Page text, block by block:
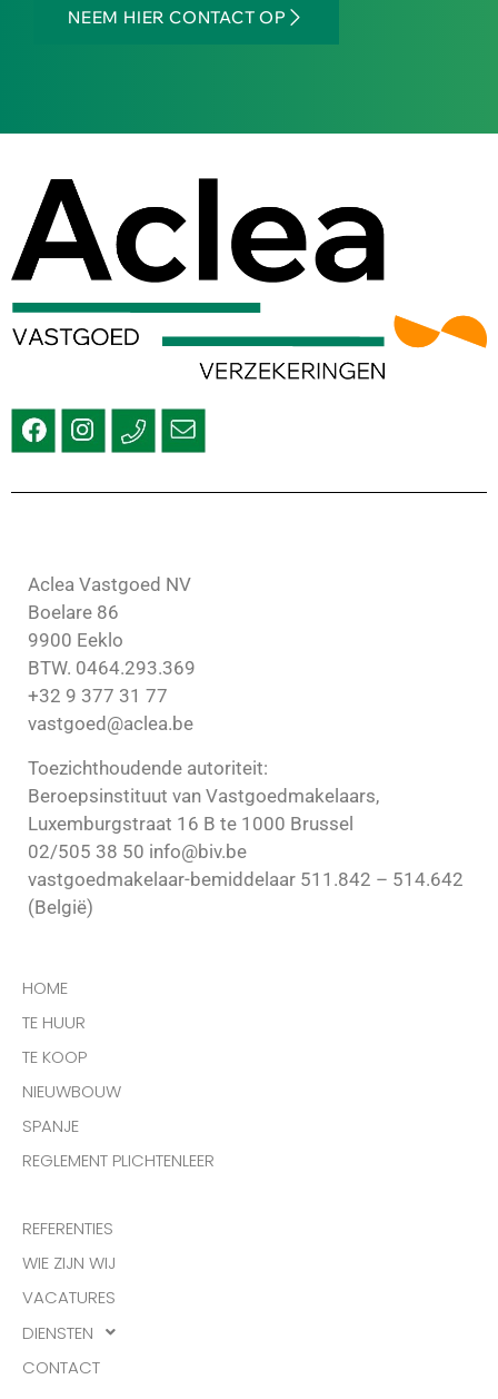
NEEM HIER CONTACT OP
Aclea Vastgoed NV
Boelare 86
9900 Eeklo
BTW. 0464.293.369
+32 9 377 31 77
vastgoed@aclea.be
Toezichthoudende autoriteit:
Beroepsinstituut van Vastgoedmakelaars,
Luxemburgstraat 16 B te 1000 Brussel
02/505 38 50 info@biv.be
vastgoedmakelaar-bemiddelaar 511.842 – 514.642
(België)
HOME
TE HUUR
TE KOOP
NIEUWBOUW
SPANJE
REGLEMENT PLICHTENLEER
REFERENTIES
WIE ZIJN WIJ
VACATURES
DIENSTEN
CONTACT